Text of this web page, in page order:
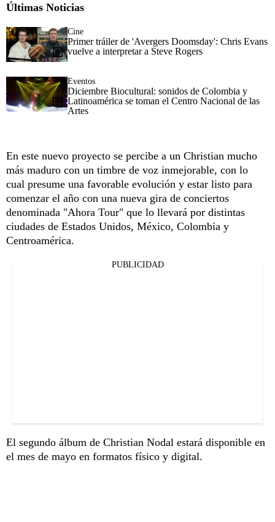
Últimas Noticias
Cine
Primer tráiler de 'Avergers Doomsday': Chris Evans
vuelve a interpretar a Steve Rogers
Eventos
Diciembre Biocultural: sonidos de Colombia y
Latinoamérica se toman el Centro Nacional de las
Artes
En este nuevo proyecto se percibe a un Christian mucho
más maduro con un timbre de voz inmejorable, con lo
cual presume una favorable evolución y estar listo para
comenzar el año con una nueva gira de conciertos
denominada "Ahora Tour" que lo llevará por distintas
ciudades de Estados Unidos, México, Colombia y
Centroamérica.
PUBLICIDAD
El segundo álbum de Christian Nodal estará disponible en
el mes de mayo en formatos físico y digital.